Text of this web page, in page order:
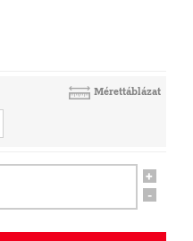
Mérettáblázat
+
-